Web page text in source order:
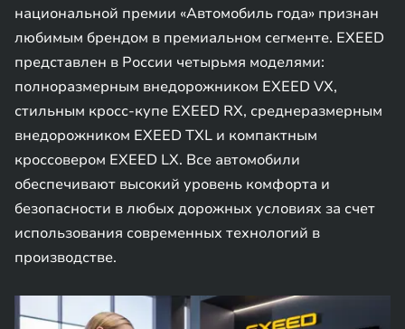
национальной премии «Автомобиль года» признан
любимым брендом в премиальном сегменте. EXEED
представлен в России четырьмя моделями:
полноразмерным внедорожником EXEED VX,
стильным кросс-купе EXEED RX, среднеразмерным
внедорожником EXEED TXL и компактным
кроссовером EXEED LX. Все автомобили
обеспечивают высокий уровень комфорта и
безопасности в любых дорожных условиях за счет
использования современных технологий в
производстве.